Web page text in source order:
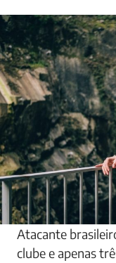
Atacante
clube e apenas